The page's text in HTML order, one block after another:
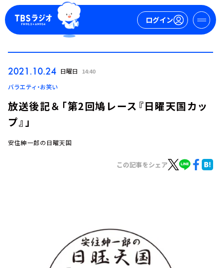
ログイン
ログイン
イベント・グッズ
YouTube
会社情報
2021.10.24 日曜日 14:40
バラエティ・お笑い
放送後記＆「第2回鳩レース『日曜天国カッ
プ』」
安住紳一郎の日曜天国
この記事をシェア